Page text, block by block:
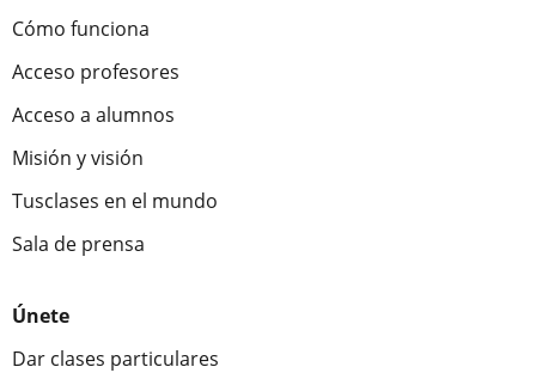
Cómo funciona
Acceso profesores
Acceso a alumnos
Misión y visión
Tusclases en el mundo
Sala de prensa
Únete
Dar clases particulares